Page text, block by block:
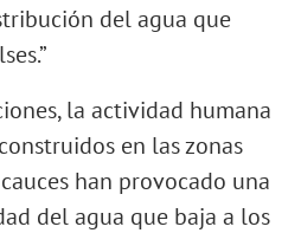
del agua que
la actividad humana
en las zonas
han provocado una
del agua que baja a los